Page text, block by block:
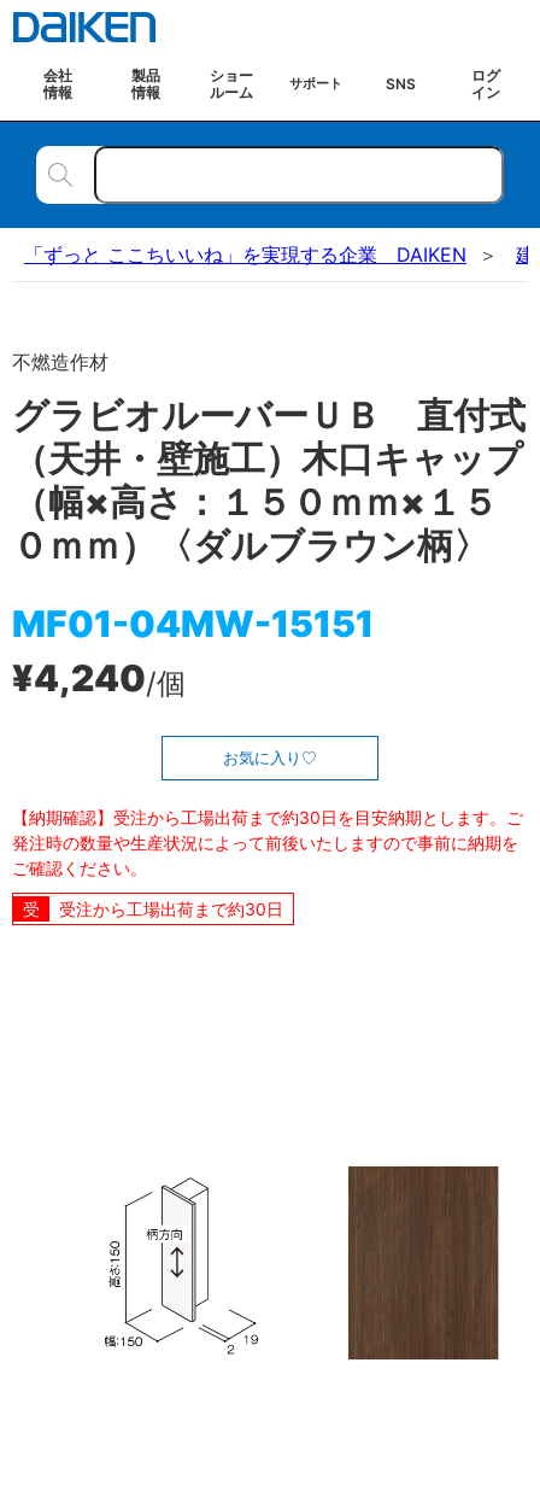
会社
情報
製品
情報
ショー
ルーム
サポート SNS
ログ
イン
「ずっと ここちいいね」を実現する企業 DAIKEN 建
不燃造作材
グラビオルーバーＵＢ 直付式
（天井・壁施工）木口キャップ
（幅×高さ：１５０ｍｍ×１５
０ｍｍ）〈ダルブラウン柄〉
MF01-04MW-15151
¥4,240/個
お気に入り
【納期確認】受注から工場出荷まで約30日を目安納期とします。ご
発注時の数量や生産状況によって前後いたしますので事前に納期を
ご確認ください。
受注から工場出荷まで約30日